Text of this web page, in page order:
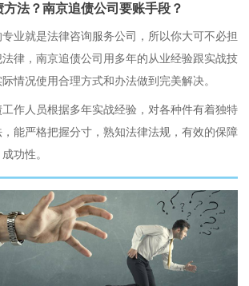
法？南京追债公司要账手段？
专业就是法律咨询服务公司，所以你大可不必担
律，南京追债公司用多年的从业经验跟实战技
情况使用合理方式和办法做到完美解决。
工作人员根据多年实战经验，对各种件有着独特
能严格把握分寸，熟知法律法规，有效的保障
功性。